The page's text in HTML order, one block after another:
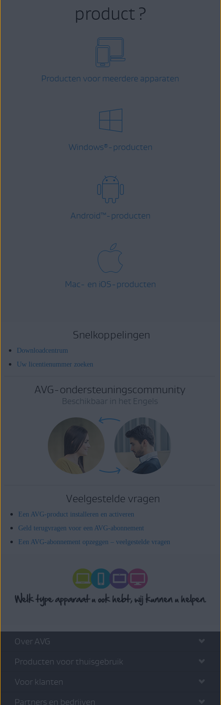
product ?
Producten voor meerdere apparaten
Windows® -producten
Android™-producten
Mac- en iOS-producten
Snelkoppelingen
Downloadcentrum
Uw licentienummer zoeken
AVG-ondersteuningscommunity
Beschikbaar in het Engels
Veelgestelde vragen
Een AVG-product installeren en activeren
Geld terugvragen voor een AVG-abonnement
Een AVG-abonnement opzeggen – veelgestelde vragen
Over AVG
Producten voor thuisgebruik
Voor klanten
Partners en bedrijven